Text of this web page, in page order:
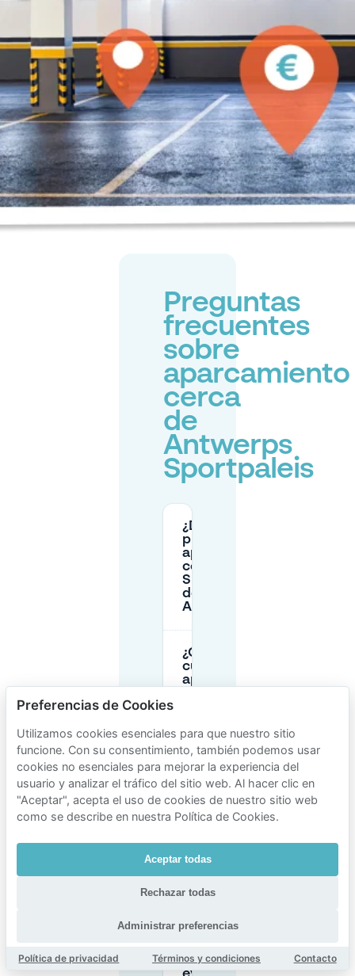
Preguntas
frecuentes
sobre
aparcamiento
cerca
de
Antwerps
Sportpaleis
¿Dónde
puedo
aparcar
cerca del
Sportpaleis
de
Amberes?
¿Cuánto
cuesta
aparcar
Amberes?
¿Hay
aparcamiento
gratuito
cerca del
de Amberes?
¿Cuándo
abierto
Parking
para
Preferencias de Cookies
Utilizamos cookies esenciales para que nuestro sitio
funcione. Con su consentimiento, también podemos usar
cookies no esenciales para mejorar la experiencia del
usuario y analizar el tráfico del sitio web. Al hacer clic en
"Aceptar", acepta el uso de cookies de nuestro sitio web
como se describe en nuestra Política de Cookies.
Aceptar todas
Rechazar todas
Administrar preferencias
Política de privacidad Términos y condiciones Contacto